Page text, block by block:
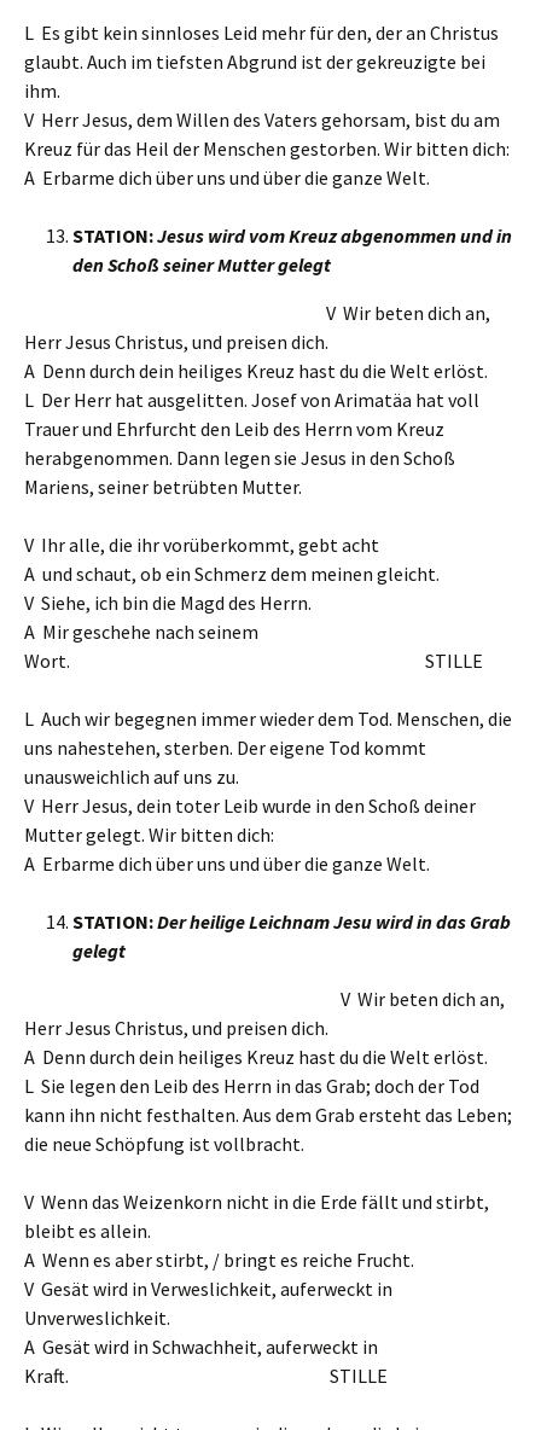
L Es gibt kein sinnloses Leid mehr für den, der an Christus
glaubt. Auch im tiefsten Abgrund ist der gekreuzigte bei
ihm.
V Herr Jesus, dem Willen des Vaters gehorsam, bist du am
Kreuz für das Heil der Menschen gestorben. Wir bitten dich:
A Erbarme dich über uns und über die ganze Welt.
STATION:Jesus wird vom Kreuz abgenommen und in
den Schoß seiner Mutter gelegt
V Wir beten dich an,
Herr Jesus Christus, und preisen dich.
A Denn durch dein heiliges Kreuz hast du die Welt erlöst.
L Der Herr hat ausgelitten. Josef von Arimatäa hat voll
Trauer und Ehrfurcht den Leib des Herrn vom Kreuz
herabgenommen. Dann legen sie Jesus in den Schoß
Mariens, seiner betrübten Mutter.
V Ihr alle, die ihr vorüberkommt, gebt acht
A und schaut, ob ein Schmerz dem meinen gleicht.
V Siehe, ich bin die Magd des Herrn.
A Mir geschehe nach seinem
Wort. STILLE
L Auch wir begegnen immer wieder dem Tod. Menschen, die
uns nahestehen, sterben. Der eigene Tod kommt
unausweichlich auf uns zu.
V Herr Jesus, dein toter Leib wurde in den Schoß deiner
Mutter gelegt. Wir bitten dich:
A Erbarme dich über uns und über die ganze Welt.
STATION:Der heilige Leichnam Jesu wird in das Grab
gelegt
V Wir beten dich an,
Herr Jesus Christus, und preisen dich.
A Denn durch dein heiliges Kreuz hast du die Welt erlöst.
L Sie legen den Leib des Herrn in das Grab; doch der Tod
kann ihn nicht festhalten. Aus dem Grab ersteht das Leben;
die neue Schöpfung ist vollbracht.
V Wenn das Weizenkorn nicht in die Erde fällt und stirbt,
bleibt es allein.
A Wenn es aber stirbt, / bringt es reiche Frucht.
V Gesät wird in Verweslichkeit, auferweckt in
Unverweslichkeit.
A Gesät wird in Schwachheit, auferweckt in
Kraft. STILLE